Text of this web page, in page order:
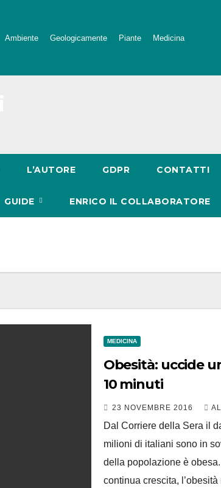
Ambiente Geologicamente Piante Medicina
L’AUTORE GDPR CONTATTI
GUIDE ENRICO IL COLLABORATORE
MEDICINA
Obesità: uccide
10 minuti
23 NOVEMBRE 2016
Dal Corriere della Sera il
milioni di italiani sono in
della popolazione è
continua crescita,